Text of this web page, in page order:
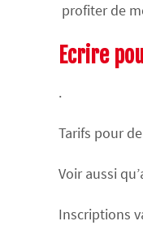
profiter de
Ecrire
.
Tarifs pour
Voir aussi
Inscriptions